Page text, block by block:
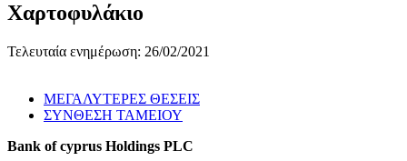
Χαρτοφυλάκιο
Τελευταία ενημέρωση: 26/02/2021
ΜΕΓΑΛΥΤΕΡΕΣ ΘΕΣΕΙΣ
ΣΥΝΘΕΣΗ ΤΑΜΕΙΟΥ
Bank of cyprus Holdings PLC